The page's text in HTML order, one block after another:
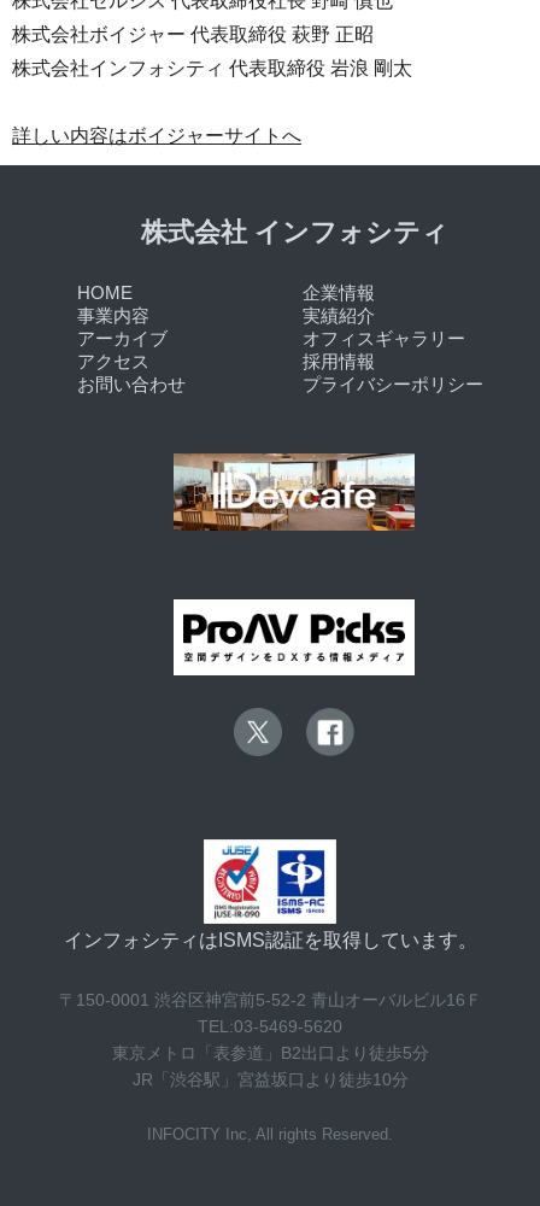
株式会社ボイジャー 代表取締役 萩野 正昭
株式会社インフォシティ 代表取締役 岩浪 剛太
詳しい内容はボイジャーサイトへ
株式会社 インフォシティ
HOME
企業情報
事業内容
実績紹介
アーカイブ
オフィスギャラリー
アクセス
採用情報
お問い合わせ
プライバシーポリシー
インフォシティはISMS認証を取得しています。
〒150-0001 渋谷区神宮前5-52-2 青山オーバルビル16Ｆ
TEL:03-5469-5620
東京メトロ「表参道」B2出口より徒歩5分
JR「渋谷駅」宮益坂口より徒歩10分
INFOCITY Inc, All rights Reserved.